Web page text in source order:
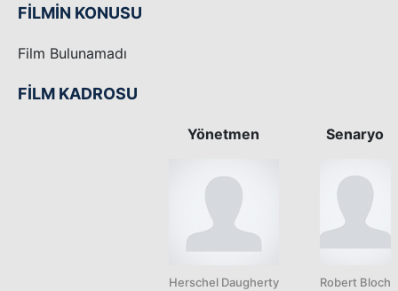
FİLMİN KONUSU
Film Bulunamadı
FİLM KADROSU
Yönetmen
Herschel Daugherty
Senaryo
Robert Bloch